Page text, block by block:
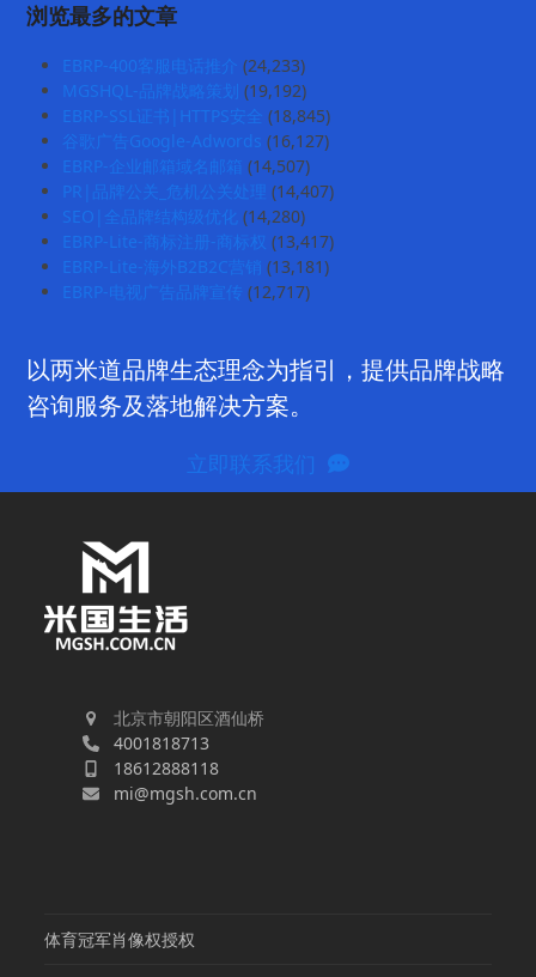
浏览最多的文章
EBRP-400客服电话推介 (24,233)
MGSHQL-品牌战略策划
(19,192)
EBRP-SSL证书|HTTPS安全 (18,845)
谷歌广告Google-Adwords (16,127)
EBRP-企业邮箱域名邮箱 (14,507)
PR|品牌公关_危机公关处理
(14,407)
SEO|全品牌结构级优化 (14,280)
EBRP-Lite-商标注册-商标权 (13,417)
EBRP-Lite-海外B2B2C营销 (13,181)
EBRP-电视广告品牌宣传 (12,717)
以两米道品牌生态理念为指引，提供品牌战略
咨询服务及落地解决方案。
立即联系我们
北京市朝阳区酒仙桥
4001818713
18612888118
mi@mgsh.com.cn
体育冠军肖像权授权